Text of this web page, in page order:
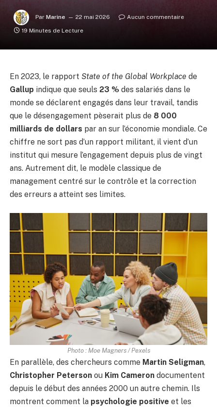
Par Marine 22 mai 2026
Aucun commentaire
19 Minutes de Lecture
En 2023, le rapport State of the Global Workplace de
Gallup indique que seuls 23 % des salariés dans le
monde se déclarent engagés dans leur travail, tandis
que le désengagement pèserait plus de 8 000
milliards de dollars par an sur l’économie mondiale. Ce
chiffre ne sort pas d’un rapport militant, il vient d’un
institut qui mesure l’engagement depuis plus de vingt
ans. Autrement dit, le modèle classique de
management centré sur le contrôle et la correction
des erreurs a atteint ses limites.
Photo : Moe Magners / Pexels
En parallèle, des chercheurs comme Martin Seligman,
Christopher Peterson ou Kim Cameron documentent
depuis le début des années 2000 un autre chemin. Ils
montrent comment la psychologie positive et les